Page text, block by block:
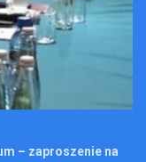
– zaproszenie na